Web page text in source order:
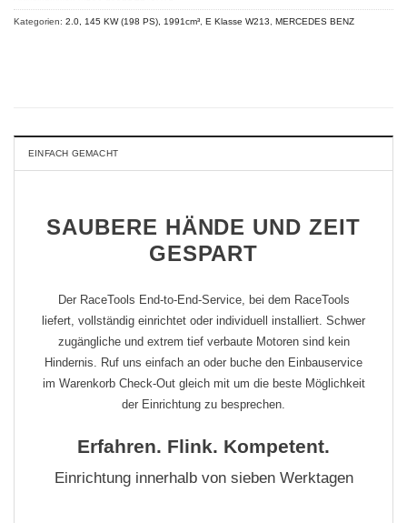
Kategorien: 2.0, 145 KW (198 PS), 1991cm³, E Klasse W213, MERCEDES BENZ
EINFACH GEMACHT
SAUBERE HÄNDE UND ZEIT
GESPART
Der RaceTools End-to-End-Service, bei dem RaceTools
liefert, vollständig einrichtet oder individuell installiert. Schwer
zugängliche und extrem tief verbaute Motoren sind kein
Hindernis. Ruf uns einfach an oder buche den Einbauservice
im Warenkorb Check-Out gleich mit um die beste Möglichkeit
der Einrichtung zu besprechen.
Erfahren. Flink. Kompetent.
Einrichtung innerhalb von sieben Werktagen